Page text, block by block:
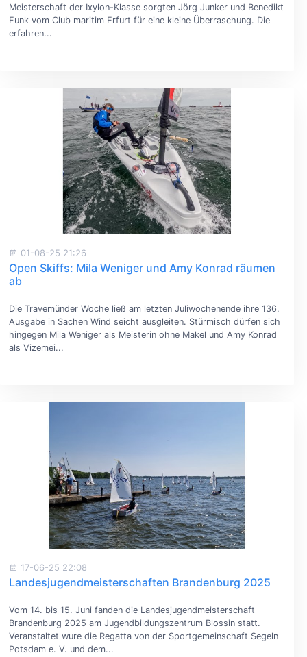
Meisterschaft der Ixylon-Klasse sorgten Jörg Junker und Benedikt
Funk vom Club maritim Erfurt für eine kleine Überraschung. Die
erfahren...
01-08-25 21:26
Open Skiffs: Mila Weniger und Amy Konrad räumen
ab
Die Travemünder Woche ließ am letzten Juliwochenende ihre 136.
Ausgabe in Sachen Wind seicht ausgleiten. Stürmisch dürfen sich
hingegen Mila Weniger als Meisterin ohne Makel und Amy Konrad
als Vizemei...
17-06-25 22:08
Landesjugendmeisterschaften Brandenburg 2025
Vom 14. bis 15. Juni fanden die Landesjugendmeisterschaft
Brandenburg 2025 am Jugendbildungszentrum Blossin statt.
Veranstaltet wure die Regatta von der Sportgemeinschaft Segeln
Potsdam e. V. und dem...